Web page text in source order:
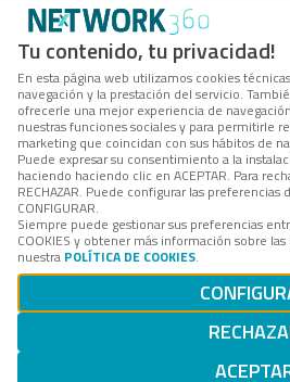
Tu contenido, tu privacidad!
En esta página web utilizamos cookies
navegación y la prestación del servicio.
ofrecerle una mejor experiencia de
nuestras funciones sociales y para permitirle
marketing que coincidan con sus hábitos de
Puede expresar su consentimiento a la
haciendo haciendo clic en ACEPTAR. Para
RECHAZAR. Puede configurar las
CONFIGURAR.
Siempre puede gestionar sus preferencias
COOKIES y obtener más información sobre
nuestra POLÍTICA DE COOKIES.